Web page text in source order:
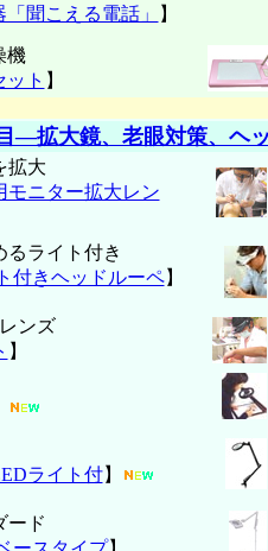
聞こえる電話」 】
機
ット 】
目―拡大鏡、老眼対策、ヘ
拡大
モニター拡大レン
るライト付き
付きヘッドルーペ】
ンズ
】
ライト付】
ード